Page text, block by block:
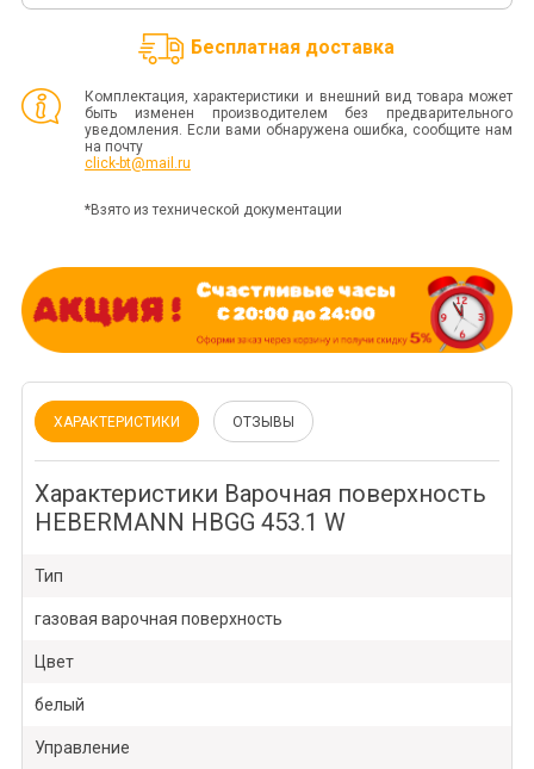
Бесплатная доставка
Комплектация, характеристики и внешний вид товара может
быть изменен производителем без предварительного
уведомления. Если вами обнаружена ошибка, сообщите нам
на почту
click-bt@mail.ru
*Взято из технической документации
ХАРАКТЕРИСТИКИ ОТЗЫВЫ
Характеристики Варочная поверхность
HEBERMANN HBGG 453.1 W
Тип
газовая варочная поверхность
Цвет
белый
Управление